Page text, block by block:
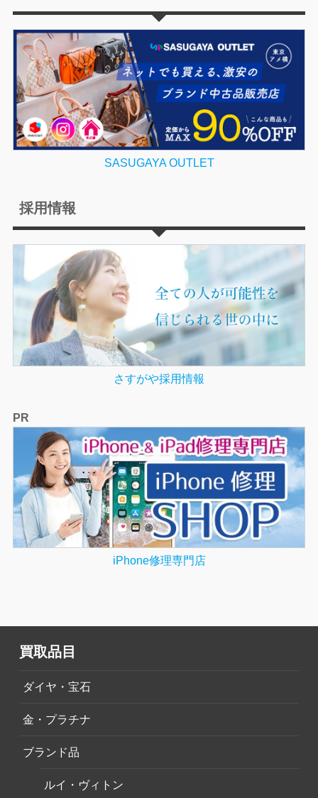
SASUGAYA OUTLET
採用情報
さすがや採用情報
PR
iPhone修理専門店
買取品目
ダイヤ・宝石
金・プラチナ
ブランド品
ルイ・ヴィトン